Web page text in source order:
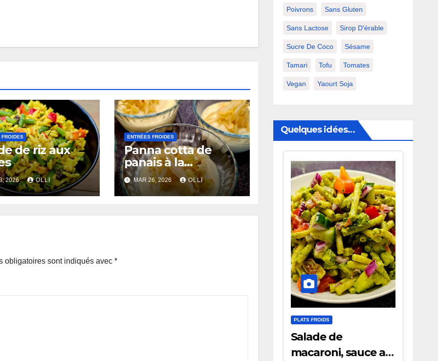
FROIDES
de riz aux
2026 OLLI
ENTRÉES FROIDES
Panna cotta de
panais à la
citronnelle et
pousses de haricots
mungo croquants
MAR 26, 2026 OLLI
obligatoires sont indiqués avec *
Poivrons Sans Gluten
Sans Lactose Sirop D'érable
Sucre De Coco Sésame
Tamari Tofu Tomates
Vegan Yaourt Soja
Quelques idées…
PLATS FROIDS
Salade de
macaroni, sauce au